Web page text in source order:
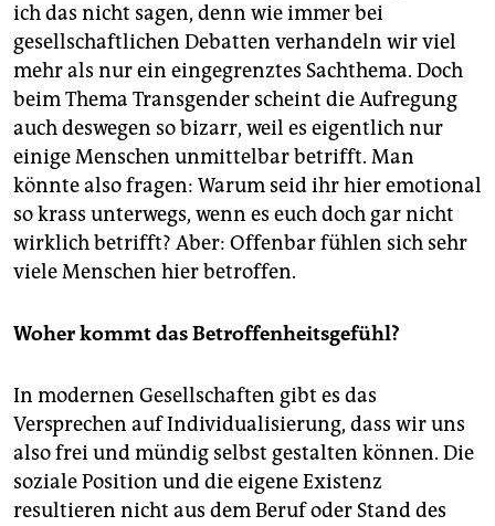
ich das nicht sagen, denn wie immer bei
gesellschaftlichen Debatten verhandeln wir viel
mehr als nur ein eingegrenztes Sachthema. Doch
beim Thema Transgender scheint die Aufregung
auch deswegen so bizarr, weil es eigentlich nur
einige Menschen unmittelbar betrifft. Man
könnte also fragen: Warum seid ihr hier emotional
so krass unterwegs, wenn es euch doch gar nicht
wirklich betrifft? Aber: Offenbar fühlen sich sehr
viele Menschen hier betroffen.
Woher kommt das Betroffenheitsgefühl?
In modernen Gesellschaften gibt es das
Versprechen auf Individualisierung, dass wir uns
also frei und mündig selbst gestalten können. Die
soziale Position und die eigene Existenz
resultieren nicht aus dem Beruf oder Stand des